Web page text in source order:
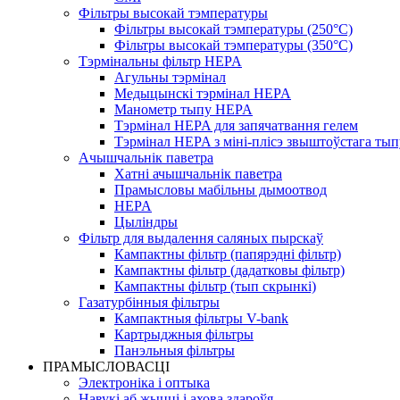
Фільтры высокай тэмпературы
Фільтры высокай тэмпературы (250°C)
Фільтры высокай тэмпературы (350°C)
Тэрмінальны фільтр HEPA
Агульны тэрмінал
Медыцынскі тэрмінал HEPA
Манометр тыпу HEPA
Тэрмінал HEPA для запячатвання гелем
Тэрмінал HEPA з міні-плісэ звыштоўстага
Ачышчальнік паветра
Хатні ачышчальнік паветра
Прамысловы мабільны дымоотвод
HEPA
Цыліндры
Фільтр для выдалення саляных пырскаў
Кампактны фільтр (папярэдні фільтр)
Кампактны фільтр (дадатковы фільтр)
Кампактны фільтр (тып скрынкі)
Газатурбінныя фільтры
Кампактныя фільтры V-bank
Картрыджныя фільтры
Панэльныя фільтры
ПРАМЫСЛОВАСЦІ
Электроніка і оптыка